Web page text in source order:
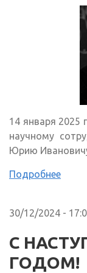
14 января 2025
научному
Юрию
Подробнее
30/12/2024 -
С
ГОДОМ!